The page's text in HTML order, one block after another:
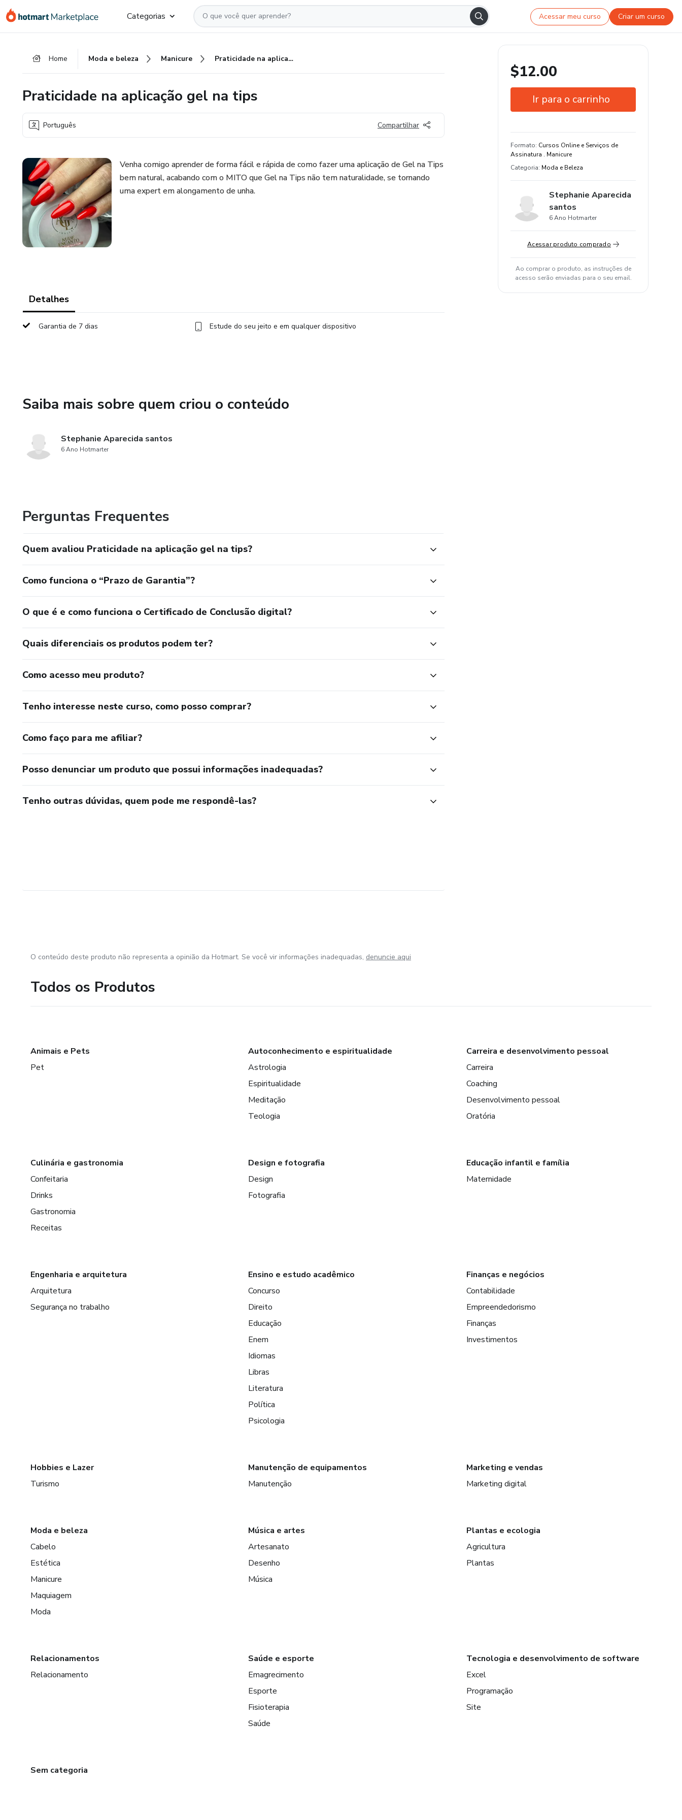
para
para
para
Categorias Acessar meu curso Criar um curso
Home Moda e beleza Manicure Praticidade na aplicação gel na tips
Praticidade na aplicação gel na tips
Português Compartilhar
Venha comigo aprender de forma fácil e rápida de como fazer uma aplicação de Gel na Tips
bem natural, acabando com o MITO que Gel na Tips não tem naturalidade, se tornando
uma expert em alongamento de unha.
Detalhes
Garantia de 7 dias Estude do seu jeito e em qualquer dispositivo
Saiba mais sobre quem criou o conteúdo
Stephanie Aparecida santos
6 Ano Hotmarter
Perguntas Frequentes
Quem avaliou Praticidade na aplicação gel na tips?
Como funciona o “Prazo de Garantia”?
O que é e como funciona o Certificado de Conclusão digital?
Quais diferenciais os produtos podem ter?
Como acesso meu produto?
Tenho interesse neste curso, como posso comprar?
Como faço para me afiliar?
Posso denunciar um produto que possui informações inadequadas?
Tenho outras dúvidas, quem pode me respondê-las?
$12.00
Ir para o carrinho
Estude do seu jeito e em qualquer
dispositivo
Formato: Cursos Online e Serviços de
Assinatura . Manicure
Categoria: Moda e Beleza
Stephanie Aparecida
santos
6 Ano Hotmarter
Acessar produto comprado
Ao comprar o produto, as instruções de
acesso serão enviadas para o seu email.
O conteúdo deste produto não representa a opinião da Hotmart. Se você vir informações inadequadas, denuncie aqui
Todos os Produtos
Animais e Pets
Pet
Autoconhecimento e espiritualidade
Astrologia
Espiritualidade
Meditação
Teologia
Carreira e desenvolvimento pessoal
Carreira
Coaching
Desenvolvimento pessoal
Oratória
Culinária e gastronomia
Confeitaria
Drinks
Gastronomia
Receitas
Design e fotografia
Design
Fotografia
Educação infantil e família
Maternidade
Engenharia e arquitetura
Arquitetura
Segurança no trabalho
Ensino e estudo acadêmico
Concurso
Direito
Educação
Enem
Idiomas
Libras
Literatura
Política
Psicologia
Finanças e negócios
Contabilidade
Empreendedorismo
Finanças
Investimentos
Hobbies e Lazer
Turismo
Manutenção de equipamentos
Manutenção
Marketing e vendas
Marketing digital
Moda e beleza
Cabelo
Estética
Manicure
Maquiagem
Moda
Música e artes
Artesanato
Desenho
Música
Plantas e ecologia
Agricultura
Plantas
Relacionamentos
Relacionamento
Saúde e esporte
Emagrecimento
Esporte
Fisioterapia
Saúde
Tecnologia e desenvolvimento de software
Excel
Programação
Site
Sem categoria